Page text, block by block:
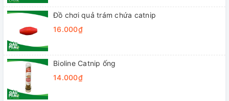
Đồ chơi quả trám chứa catnip
16.000₫
Bioline Catnip ống
14.000₫